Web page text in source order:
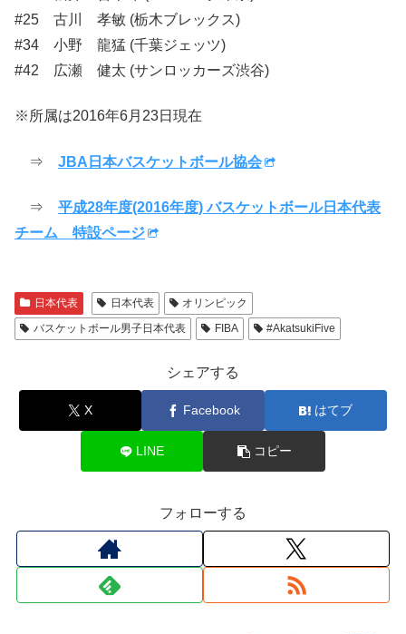
#25 古川 孝敏 (栃木ブレックス)
#34 小野 龍猛 (千葉ジェッツ)
#42 広瀬 健太 (サンロッカーズ渋谷)
※所属は2016年6月23日現在
⇒ JBA日本バスケットボール協会
⇒ 平成28年度(2016年度) バスケットボール日本代表
チーム 特設ページ
日本代表 日本代表
オリンピック
バスケットボール男子日本代表
FIBA #AkatsukiFive
シェアする
X Facebook はてブ
LINE コピー
フォローする